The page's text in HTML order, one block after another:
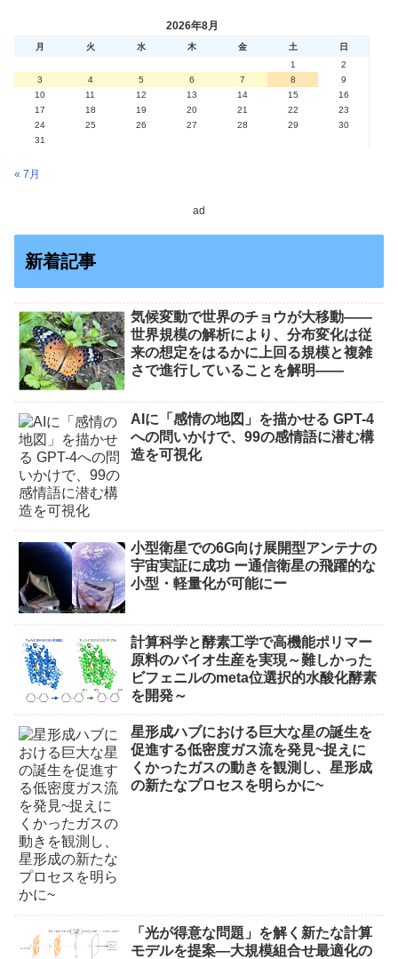
2026年8月
月 火 水 木 金 土
日
1
2
3
4 5 6 7 8
9
10
11 12 13 14 15
16
17
18 19 20 21 22
23
24
25 26 27 28 29
30
31
« 7月
ad
新着記事
気候変動で世界のチョウが大移動――
世界規模の解析により、分布変化は従
来の想定をはるかに上回る規模と複雑
さで進行していることを解明――
AIに「感情の地図」を描かせる GPT-4
への問いかけで、99の感情語に潜む構
造を可視化
小型衛星での6G向け展開型アンテナの
宇宙実証に成功 ー通信衛星の飛躍的な
小型・軽量化が可能にー
計算科学と酵素工学で高機能ポリマー
原料のバイオ生産を実現～難しかった
ビフェニルのmeta位選択的水酸化酵素
を開発～
星形成ハブにおける巨大な星の誕生を
促進する低密度ガス流を発見~捉えに
くかったガスの動きを観測し、星形成
の新たなプロセスを明らかに~
「光が得意な問題」を解く新たな計算
モデルを提案―大規模組合せ最適化の